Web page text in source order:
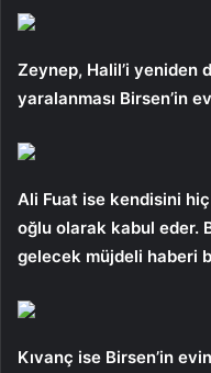
Zeynep, Halil’i yeniden
yaralanması Birsen’in
Ali Fuat ise kendisini hiç
oğlu olarak kabul eder.
gelecek müjdeli haberi
Kıvanç ise Birsen’in